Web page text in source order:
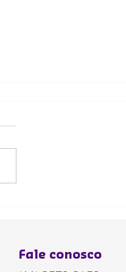
Fale conosco